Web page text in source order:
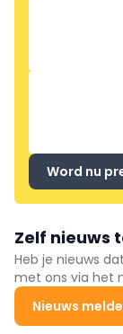
Word nu
Zelf nieuws
Heb je nieuws
met ons via het
Nieuws